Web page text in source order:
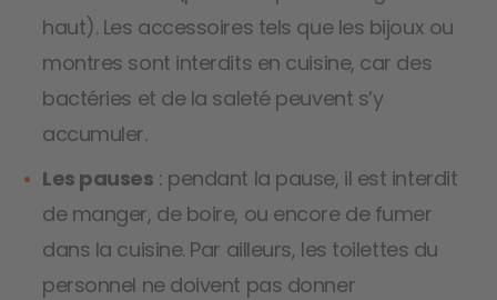
haut). Les accessoires tels que les bijoux ou
montres sont interdits en cuisine, car des
bactéries et de la saleté peuvent s’y
accumuler.
Les pauses : pendant la pause, il est interdit
de manger, de boire, ou encore de fumer
dans la cuisine. Par ailleurs, les toilettes du
personnel ne doivent pas donner